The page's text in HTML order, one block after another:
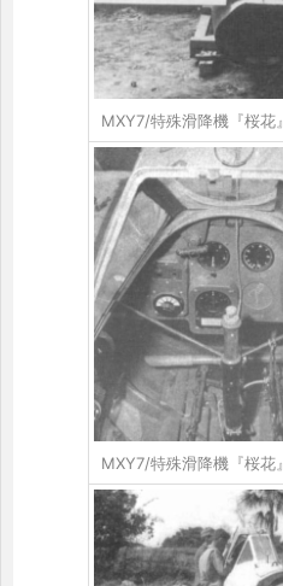
MXY7/特殊滑降機『桜花』
MXY7/特殊滑降機『桜花』